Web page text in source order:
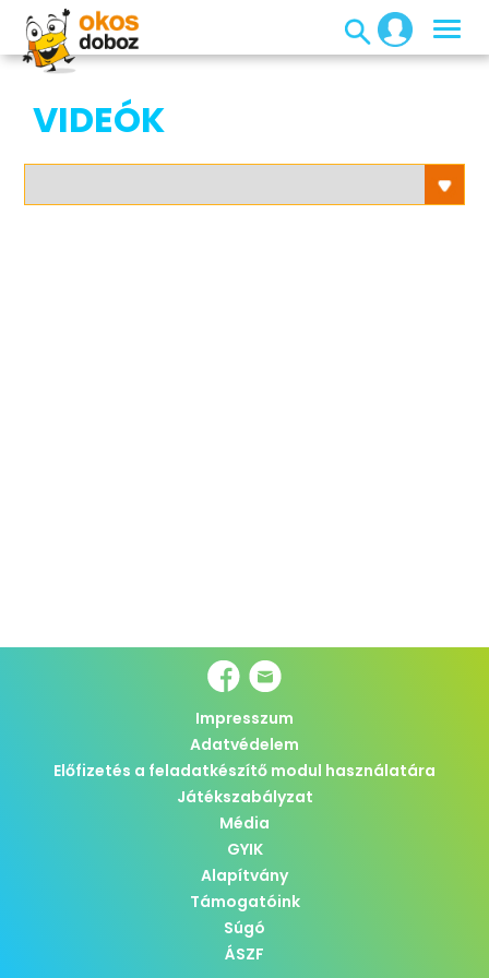
VIDEÓK
Impresszum
Adatvédelem
Előfizetés a feladatkészítő modul használatára
Játékszabályzat
Média
GYIK
Alapítvány
Támogatóink
Súgó
ÁSZF